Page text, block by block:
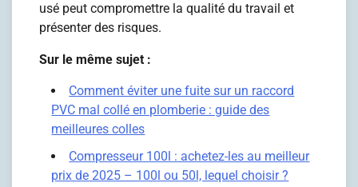
usé peut compromettre la qualité du travail et
présenter des risques.
Sur le même sujet :
Comment éviter une fuite sur un raccord
PVC mal collé en plomberie : guide des
meilleures colles
Compresseur 100l : achetez-les au meilleur
prix de 2025 – 100l ou 50l, lequel choisir ?